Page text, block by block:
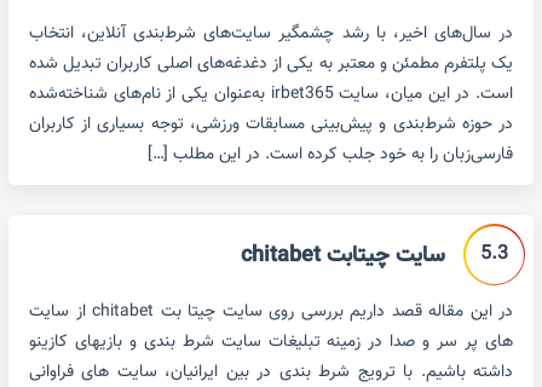
در سال‌های اخیر، با رشد چشمگیر سایت‌های شرط‌بندی آنلاین، انتخاب
یک پلتفرم مطمئن و معتبر به یکی از دغدغه‌های اصلی کاربران تبدیل شده
است. در این میان، سایت irbet365 به‌عنوان یکی از نام‌های شناخته‌شده
در حوزه شرط‌بندی و پیش‌بینی مسابقات ورزشی، توجه بسیاری از کاربران
فارسی‌زبان را به خود جلب کرده است. در این مطلب […]
5.3 سایت چیتابت chitabet
در این مقاله قصد داریم بررسی روی سایت چیتا بت chitabet از سایت
های پر سر و صدا در زمینه تبلیغات سایت شرط بندی و بازیهای کازینو
داشته باشیم. با ترویج شرط بندی در بین ایرانیان، سایت های فراوانی